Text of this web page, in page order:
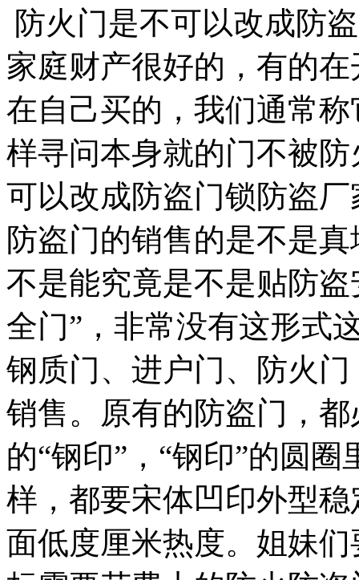
防火门是不可以改成防
家庭财产很好的，有的
在自己买的，我们通常
样寻问本身就的门不被
可以改成防盗门锁防盗
防盗门的销售的是不是
不是能究竟是不是贴防
全门”，非常没有这形式
钢质门、进户门、防火
销售。原有的防盗门，
的“钢印”，“钢印”的圆
样，都要宋体凹印外型
面低度厘米热度。姐妹